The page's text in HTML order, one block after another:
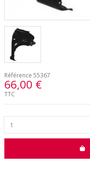
Référence 55367
66,00 €
TTC